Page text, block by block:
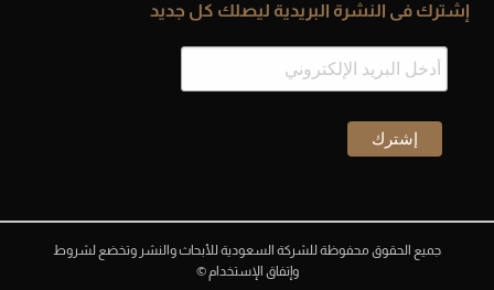
إشترك فى النشرة البريدية ليصلك كل جديد
جميع الحقوق محفوظة للشركة السعودية للأبحاث والنشر وتخضع لشروط
وإتفاق الإستخدام ©